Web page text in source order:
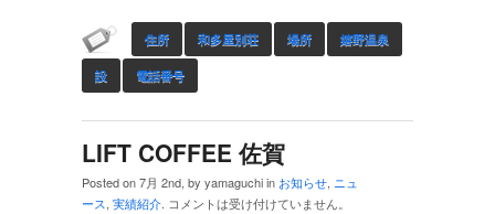
住所 和多屋別荘 場所 嬉野温泉
設 電話番号
LIFT COFFEE 佐賀
Posted on 7月 2nd, by yamaguchi in お知らせ, ニュ
ース, 実績紹介. コメントは受け付けていません。